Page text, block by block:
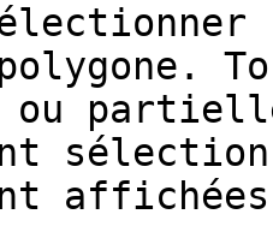
ou